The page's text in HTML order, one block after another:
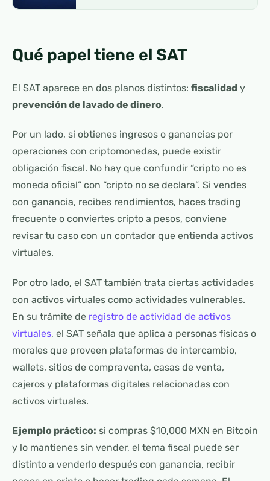
Qué papel tiene el SAT
El SAT aparece en dos planos distintos: fiscalidad y
prevención de lavado de dinero.
Por un lado, si obtienes ingresos o ganancias por
operaciones con criptomonedas, puede existir
obligación fiscal. No hay que confundir “cripto no es
moneda oficial” con “cripto no se declara”. Si vendes
con ganancia, recibes rendimientos, haces trading
frecuente o conviertes cripto a pesos, conviene
revisar tu caso con un contador que entienda activos
virtuales.
Por otro lado, el SAT también trata ciertas actividades
con activos virtuales como actividades vulnerables.
En su trámite de registro de actividad de activos
virtuales, el SAT señala que aplica a personas físicas o
morales que proveen plataformas de intercambio,
wallets, sitios de compraventa, casas de venta,
cajeros y plataformas digitales relacionadas con
activos virtuales.
Ejemplo práctico: si compras $10,000 MXN en Bitcoin
y lo mantienes sin vender, el tema fiscal puede ser
distinto a venderlo después con ganancia, recibir